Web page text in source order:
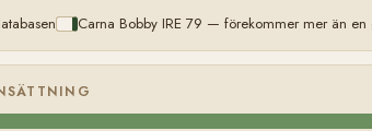
Carna Bobby IRE 79 — förekommer mer än